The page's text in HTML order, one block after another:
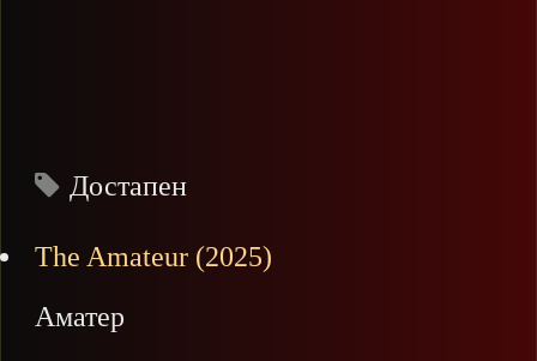
Достапен
The Amateur (2025)
Аматер